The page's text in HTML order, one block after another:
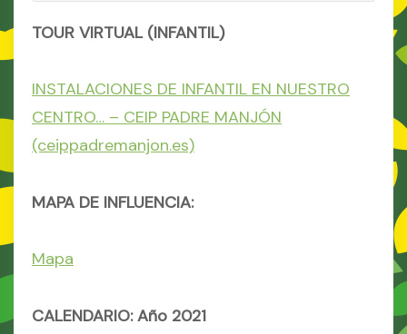
TOUR VIRTUAL (INFANTIL)
INSTALACIONES DE INFANTIL EN NUESTRO
CENTRO… – CEIP PADRE MANJÓN
(ceippadremanjon.es)
MAPA DE INFLUENCIA:
Mapa
CALENDARIO: Año 2021